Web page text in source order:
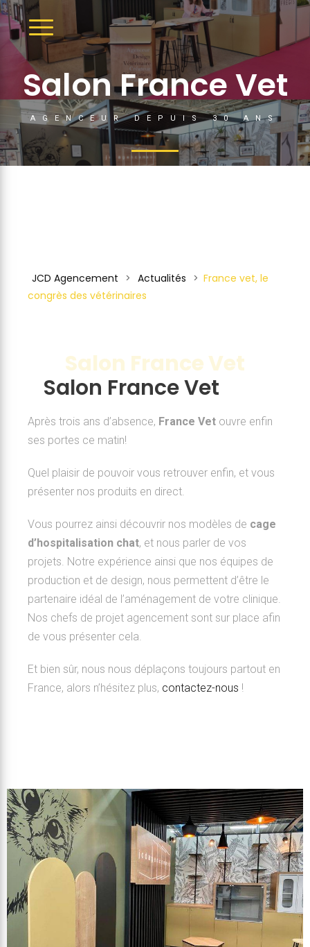
DÉPLIER
LA
Salon France Vet
AGENCEUR DEPUIS 30 ANS
JCD Agencement > Actualités > France vet, le
congrès des vétérinaires
Salon France Vet
Salon France Vet
Après trois ans d’absence, France Vet ouvre enfin
ses portes ce matin!
Quel plaisir de pouvoir vous retrouver enfin, et vous
présenter nos produits en direct.
Vous pourrez ainsi découvrir nos modèles de cage
d’hospitalisation chat, et nous parler de vos
projets. Notre expérience ainsi que nos équipes de
production et de design, nous permettent d’être le
partenaire idéal de l’aménagement de votre clinique.
Nos chefs de projet agencement sont sur place afin
de vous présenter cela.
Et bien sûr, nous nous déplaçons toujours partout en
France, alors n’hésitez plus, contactez-nous !